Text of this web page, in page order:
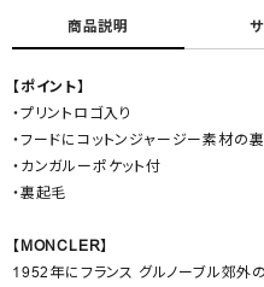
商品説明
【ポイント】
・プリントロゴ入り
・フードにコットンジャージー素材の
・カンガルーポケット付
・裏起毛
【MONCLER】
1952年にフランス グルノーブル郊外